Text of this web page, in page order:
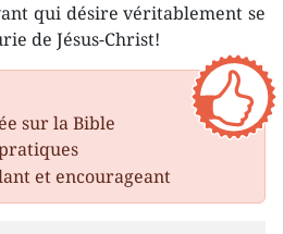
qui désire véritablement se
de Jésus-Christ!
sur la Bible
et encourageant